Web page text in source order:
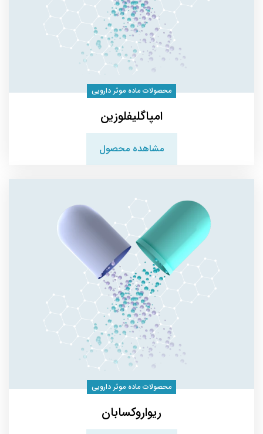
محصولات ماده موثر دارویی
امپاگلیفلوزین
مشاهده محصول
محصولات ماده موثر دارویی
ریواروکسابان